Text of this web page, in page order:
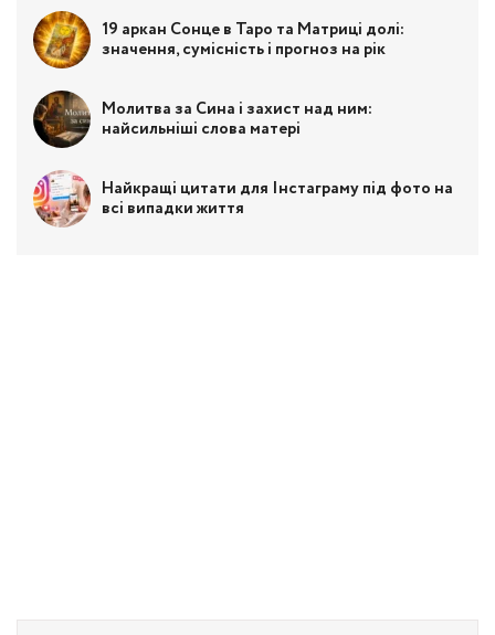
19 аркан Сонце в Таро та Матриці долі:
значення, сумісність і прогноз на рік
Молитва за Сина і захист над ним:
найсильніші слова матері
Найкращі цитати для Інстаграму під фото на
всі випадки життя